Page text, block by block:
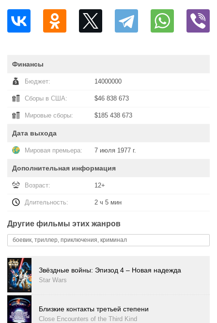
Финансы
Бюджет: 14000000
Сборы в США: $46 838 673
Мировые сборы: $185 438 673
Дата выхода
Мировая премьера: 7 июля 1977 г.
Дополнительная информация
Возраст: 12+
Длительность: 2 ч 5 мин
Другие фильмы этих жанров
боевик, триллер, приключения, криминал
Звёздные войны: Эпизод 4 – Новая надежда
Star Wars
Близкие контакты третьей степени
Close Encounters of the Third Kind